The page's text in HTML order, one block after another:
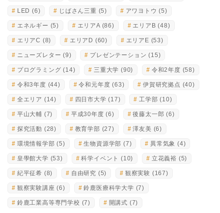
LED (6) じばさん三重 (5) アワヨトウ (5)
エネルギー (5) エリアA(86) エリアB (48)
エリアC (8) エリアD (60) エリアE (53)
ニューズレター (9) プレゼンテーション (15)
プログラミング (14) 三重大学 (90) 令和2年度 (58)
令和3年度 (44) 令和元年度 (63) 伊賀研究拠点 (40)
全エリア (14) 四日市大学 (17) 工学部 (10)
平山大輔 (7) 平成30年度 (6) 後藤太一郎 (6)
探究活動 (28) 教育学部 (27) 澤友美 (6)
環境情報学部 (5) 生物資源学部 (7) 異常気象 (4)
皇學館大学 (53) 科学イベント (10) 立花義裕 (5)
紀平征希 (8) 自由研究 (5) 観察実験 (167)
観察実験講座 (6) 鈴鹿医療科学大学 (7)
鈴鹿工業高等専門学校 (7) 開講式 (7)